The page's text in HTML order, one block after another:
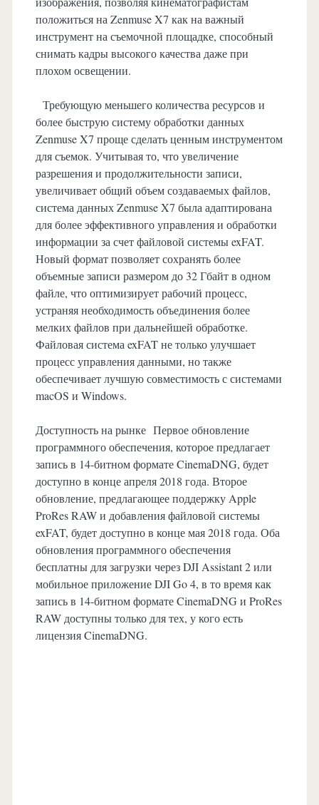
положиться на Zenmuse X7 как на важный
инструмент на съемочной площадке, способный
снимать кадры высокого качества даже при
плохом освещении.
Требующую меньшего количества ресурсов и
более быструю систему обработки данных
Zenmuse X7 проще сделать ценным инструментом
для съемок. Учитывая то, что увеличение
разрешения и продолжительности записи,
увеличивает общий объем создаваемых файлов,
система данных Zenmuse X7 была адаптирована
для более эффективного управления и обработки
информации за счет файловой системы exFAT.
Новый формат позволяет сохранять более
объемные записи размером до 32 Гбайт в одном
файле, что оптимизирует рабочий процесс,
устраняя необходимость объединения более
мелких файлов при дальнейшей обработке.
Файловая система exFAT не только улучшает
процесс управления данными, но также
обеспечивает лучшую совместимость с системами
macOS и Windows.
Доступность на рынке Первое обновление
программного обеспечения, которое предлагает
запись в 14-битном формате CinemaDNG, будет
доступно в конце апреля 2018 года. Второе
обновление, предлагающее поддержку Apple
ProRes RAW и добавления файловой системы
exFAT, будет доступно в конце мая 2018 года. Оба
обновления программного обеспечения
бесплатны для загрузки через DJI Assistant 2 или
мобильное приложение DJI Go 4, в то время как
запись в 14-битном формате CinemaDNG и ProRes
RAW доступны только для тех, у кого есть
лицензия CinemaDNG.